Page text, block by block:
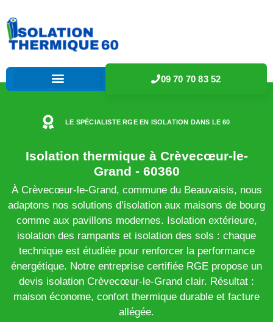
09 70 70 83 52
LE SPÉCIALISTE RGE EN ISOLATION DANS LE 60
Isolation thermique à Crèvecœur-le-
Grand - 60360
À Crèvecœur-le-Grand, commune du Beauvaisis, nous
adaptons nos solutions d’isolation aux maisons de bourg
comme aux pavillons modernes. Isolation extérieure,
isolation des rampants et isolation des sols : chaque
technique est étudiée pour renforcer la performance
énergétique. Notre entreprise certifiée RGE propose un
devis isolation Crèvecœur-le-Grand clair. Résultat :
maison économe, confort thermique durable et facture
allégée.